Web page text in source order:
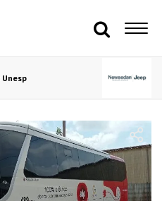
Unesp